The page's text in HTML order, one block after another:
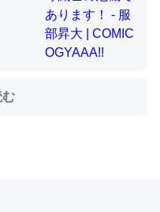
を設定中でした。Prime
。一生で親と会える残
人が多いそうだけど、
67歳と僕。ITツール導入で
tayorini by LIFULL介護
む